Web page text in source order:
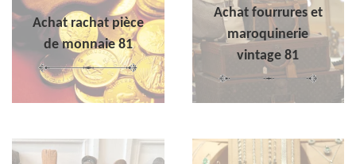
Achat rachat pièce
de monnaie 81
Achat fourrures et
maroquinerie
vintage 81